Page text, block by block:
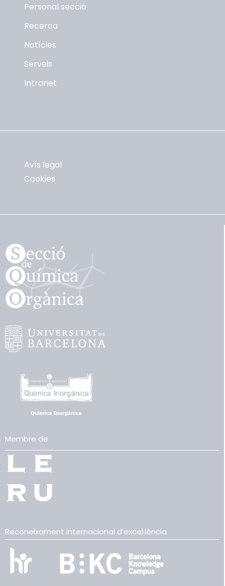
Personal secció
Recerca
Notícies
Serveis
Intranet
Avís legal
Cookies
Membre de
Reconeixament internacional d’excel·lència